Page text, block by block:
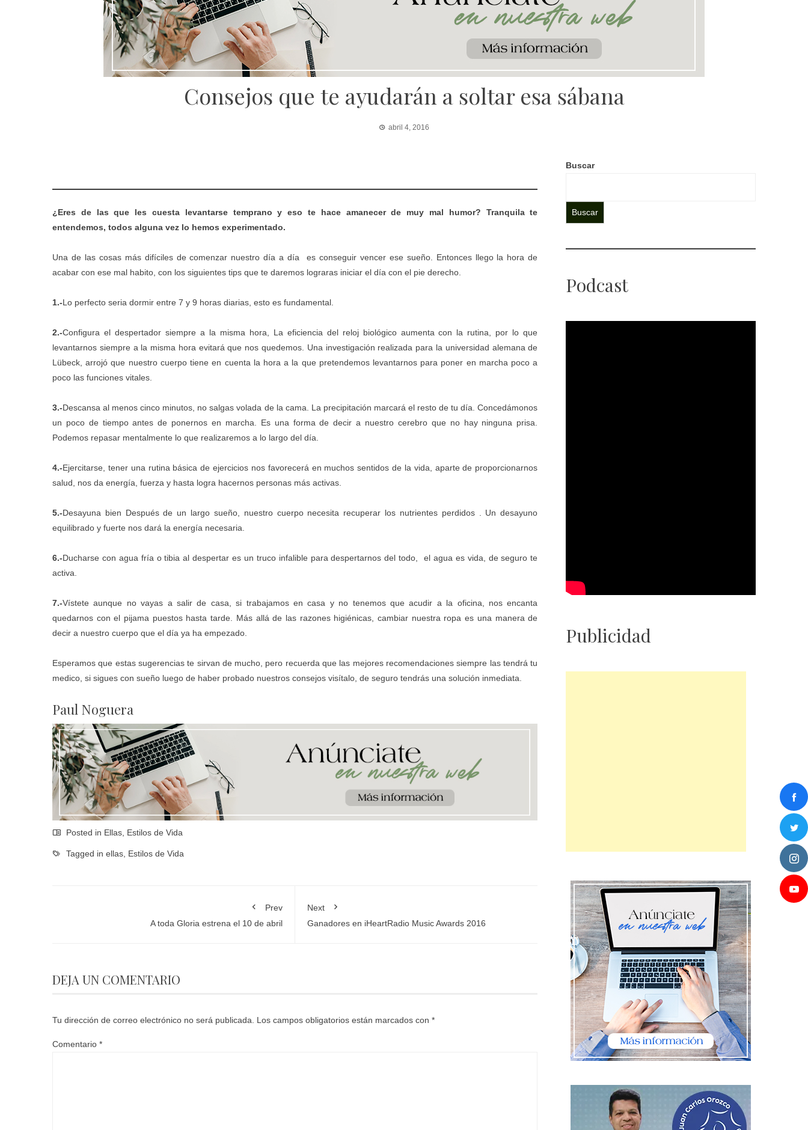
Consejos que te ayudarán a soltar esa sábana
abril 4, 2016
¿Eres de las que les cuesta levantarse temprano y eso te hace amanecer de muy mal humor? Tranquila te
entendemos, todos alguna vez lo hemos experimentado.
Una de las cosas más difíciles de comenzar nuestro día a día es conseguir vencer ese sueño. Entonces llego la hora de
acabar con ese mal habito, con los siguientes tips que te daremos lograras iniciar el día con el pie derecho.
1.-Lo perfecto seria dormir entre 7 y 9 horas diarias, esto es fundamental.
2.-Configura el despertador siempre a la misma hora, La eficiencia del reloj biológico aumenta con la rutina, por lo que
levantarnos siempre a la misma hora evitará que nos quedemos. Una investigación realizada para la universidad alemana de
Lübeck, arrojó que nuestro cuerpo tiene en cuenta la hora a la que pretendemos levantarnos para poner en marcha poco a
poco las funciones vitales.
3.-Descansa al menos cinco minutos, no salgas volada de la cama. La precipitación marcará el resto de tu día. Concedámonos
un poco de tiempo antes de ponernos en marcha. Es una forma de decir a nuestro cerebro que no hay ninguna prisa.
Podemos repasar mentalmente lo que realizaremos a lo largo del día.
4.-Ejercitarse, tener una rutina básica de ejercicios nos favorecerá en muchos sentidos de la vida, aparte de proporcionarnos
salud, nos da energía, fuerza y hasta logra hacernos personas más activas.
5.-Desayuna bien Después de un largo sueño, nuestro cuerpo necesita recuperar los nutrientes perdidos . Un desayuno
equilibrado y fuerte nos dará la energía necesaria.
6.-Ducharse con agua fría o tibia al despertar es un truco infalible para despertarnos del todo, el agua es vida, de seguro te
activa.
7.-Vístete aunque no vayas a salir de casa, si trabajamos en casa y no tenemos que acudir a la oficina, nos encanta
quedarnos con el pijama puestos hasta tarde. Más allá de las razones higiénicas, cambiar nuestra ropa es una manera de
decir a nuestro cuerpo que el día ya ha empezado.
Esperamos que estas sugerencias te sirvan de mucho, pero recuerda que las mejores recomendaciones siempre las tendrá tu
medico, si sigues con sueño luego de haber probado nuestros consejos visítalo, de seguro tendrás una solución inmediata.
Paul Noguera
Posted in Ellas Estilos de Vida
Tagged in ellas Estilos de Vida
Prev
A toda Gloria estrena el 10 de abril
Next
Ganadores en iHeartRadio Music Awards 2016
DEJA UN COMENTARIO
Tu dirección de correo electrónico no será publicada. Los campos obligatorios están marcados con *
Comentario *
Buscar
Buscar
Podcast
Publicidad